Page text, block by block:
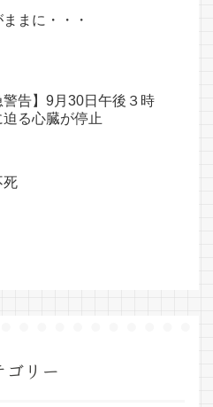
28追記あり）
まに・・・
警告】9月30日午後３時
迫る心臓が停止
死
ゴリー